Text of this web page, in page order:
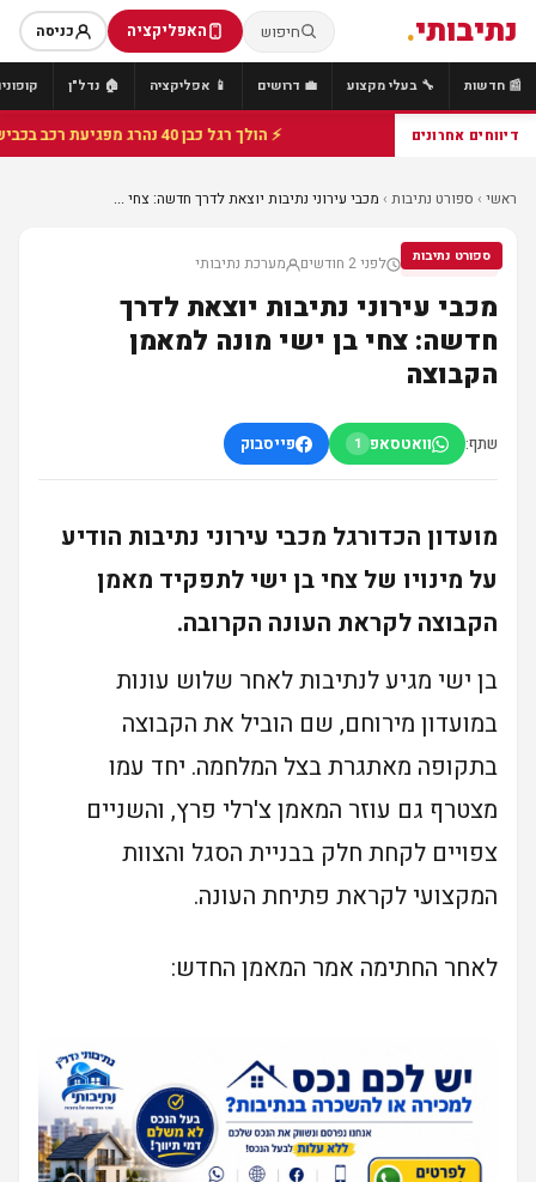
נתיבותי. חיפוש האפליקציה כניסה
📰 חדשות 🔧 בעלי מקצוע 💼 דרושים 📱 אפליקציה 🏠 נדל"ן
דיווחים אחרונים ⚡ הולך רגל כבן 40 נהרג מפגיעת רכב בכביש 25 סמוך לצומת הנשיא, מתנדבי זק"א פועלו בזירה
ראשי › ספורט נתיבות › מכבי עירוני נתיבות יוצאת לדרך חדשה: צחי ...
ספורט נתיבות
ספורט נתיבות לפני 2 חודשים מערכת נתיבותי
מכבי עירוני נתיבות יוצאת לדרך
חדשה: צחי בן ישי מונה למאמן
הקבוצה
שתף: וואטסאפ 1 פייסבוק
מועדון הכדורגל מכבי עירוני נתיבות הודיע
על מינויו של צחי בן ישי לתפקיד מאמן
הקבוצה לקראת העונה הקרובה.
בן ישי מגיע לנתיבות לאחר שלוש עונות
במועדון מירוחם, שם הוביל את הקבוצה
בתקופה מאתגרת בצל המלחמה. יחד עמו
מצטרף גם עוזר המאמן צ'רלי פרץ, והשניים
צפויים לקחת חלק בבניית הסגל והצוות
המקצועי לקראת פתיחת העונה.
לאחר החתימה אמר המאמן החדש: